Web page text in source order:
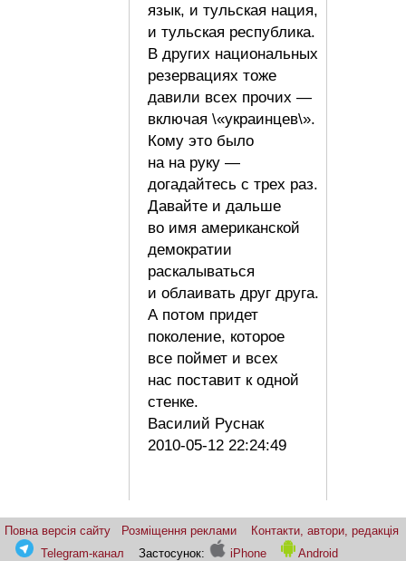
язык, и тульская нация,
и тульская республика.
В других национальных
резервациях тоже
давили всех прочих —
включая \«украинцев\».
Кому это было
на на руку —
догадайтесь с трех раз.
Давайте и дальше
во имя американской
демократии
раскалываться
и облаивать друг друга.
А потом придет
поколение, которое
все поймет и всех
нас поставит к одной
стенке.
Василий Руснак
2010-05-12 22:24:49
Повна версія сайту Розміщення реклами
Контакти, автори, редакція
Telegram-канал
Застосунок: iPhone
Android